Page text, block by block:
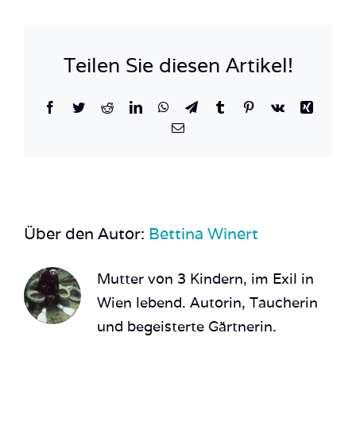
A2F1-
Teilen Sie diesen Artikel!
Facebook
TwitterRedditLinkedInWhatsApp
TelegramTumblrPinterest
Vk
Xing
E-
Über den Autor: Bettina Winert
Mutter von 3 Kindern, im Exil in
Wien lebend. Autorin, Taucherin
und begeisterte Gärtnerin.